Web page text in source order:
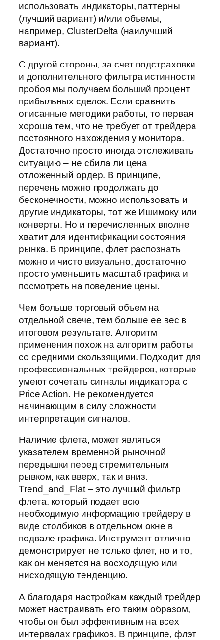
использовать индикаторы, паттерны
(лучший вариант) и/или объемы,
например, ClusterDelta (наилучший
вариант).
С другой стороны, за счет подстраховки
и дополнительного фильтра истинности
пробоя мы получаем больший процент
прибыльных сделок. Если сравнить
описанные методики работы, то первая
хороша тем, что не требует от трейдера
постоянного нахождения у монитора.
Достаточно просто иногда отслеживать
ситуацию – не сбила ли цена
отложенный ордер. В принципе,
перечень можно продолжать до
бесконечности, можно использовать и
другие индикаторы, тот же Ишимоку или
конверты. Но и перечисленных вполне
хватит для идентификации состояния
рынка. В принципе, флет распознать
можно и чисто визуально, достаточно
просто уменьшить масштаб графика и
посмотреть на поведение цены.
Чем больше торговый объем на
отдельной свече, тем больше ее вес в
итоговом результате. Алгоритм
применения похож на алгоритм работы
со средними скользящими. Подходит для
профессиональных трейдеров, которые
умеют сочетать сигналы индикатора с
Price Action. Не рекомендуется
начинающим в силу сложности
интерпретации сигналов.
Наличие флета, может являться
указателем временной рыночной
передышки перед стремительным
рывком, как вверх, так и вниз.
Trend_and_Flat – это лучший фильтр
флета, который подает всю
необходимую информацию трейдеру в
виде столбиков в отдельном окне в
подвале графика. Инструмент отлично
демонстрирует не только флет, но и то,
как он меняется на восходящую или
нисходящую тенденцию.
А благодаря настройкам каждый трейдер
может настраивать его таким образом,
чтобы он был эффективным на всех
интервалах графиков. В принципе, флэт